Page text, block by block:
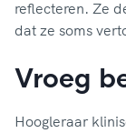
reflecteren. Ze
dat ze soms
Vroeg
Hoogleraar